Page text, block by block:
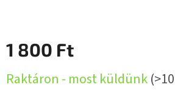
1 800 Ft
Raktáron - most küldünk